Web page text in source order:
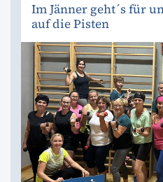
Im Jänner geht´s für
auf die Pisten